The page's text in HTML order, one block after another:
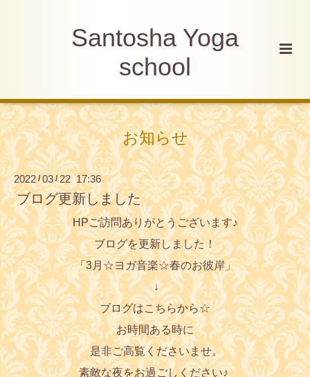
Santosha Yoga
school
お知らせ
2022/03/22 17:36
ブログ更新しました
HPご訪問ありがとうございます♪
ブログを更新しました！
「3月☆ヨガ音楽☆春のお彼岸」
↓
ブログはこちらから☆
お時間ある時に
是非ご高覧くださいませ。
素敵な夜をお過ごしください♪